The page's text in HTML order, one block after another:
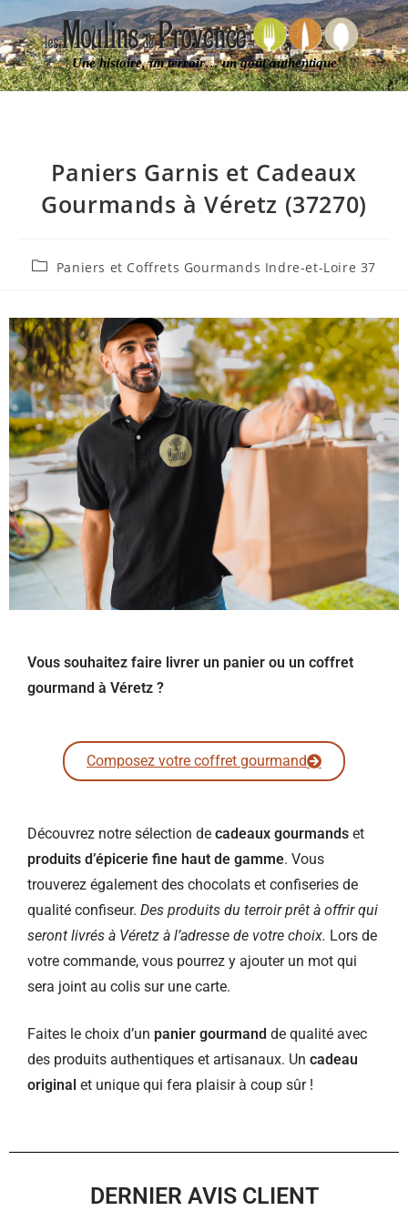
Une histoire, un terroir… un goût authentique
Paniers Garnis et Cadeaux
Gourmands à Véretz (37270)
Paniers et Coffrets Gourmands Indre-et-Loire 37
Vous souhaitez faire livrer un panier ou un coffret
gourmand à Véretz ?
Composez votre coffret gourmand
Découvrez notre sélection de cadeaux gourmands et
produits d’épicerie fine haut de gamme. Vous
trouverez également des chocolats et confiseries de
qualité confiseur. Des produits du terroir prêt à offrir qui
seront livrés à Véretz à l’adresse de votre choix. Lors de
votre commande, vous pourrez y ajouter un mot qui
sera joint au colis sur une carte.
Faites le choix d’un panier gourmand de qualité avec
des produits authentiques et artisanaux. Un cadeau
original et unique qui fera plaisir à coup sûr !
DERNIER AVIS CLIENT